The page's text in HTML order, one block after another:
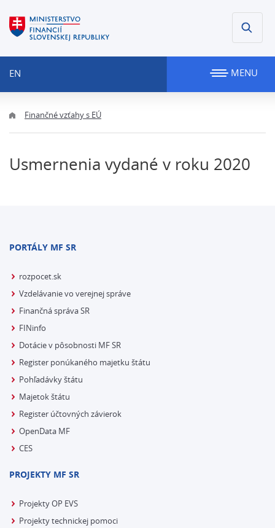
EN MENU
Finančné vzťahy s EÚ
Usmernenia vydané v roku 2020
PORTÁLY MF SR
rozpocet.sk
Vzdelávanie vo verejnej správe
Finančná správa SR
FINinfo
Dotácie v pôsobnosti MF SR
Register ponúkaného majetku štátu
Pohľadávky štátu
Majetok štátu
Register účtovných závierok
OpenData MF
CES
PROJEKTY MF SR
Projekty OP EVS
Projekty technickej pomoci